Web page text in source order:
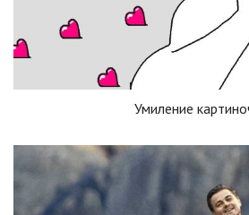
Умиление